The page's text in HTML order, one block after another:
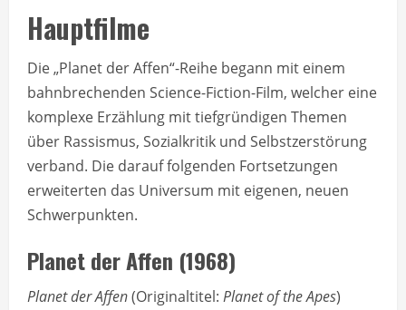
Hauptfilme
Die „Planet der Affen“-Reihe begann mit einem
bahnbrechenden Science-Fiction-Film, welcher eine
komplexe Erzählung mit tiefgründigen Themen
über Rassismus, Sozialkritik und Selbstzerstörung
verband. Die darauf folgenden Fortsetzungen
erweiterten das Universum mit eigenen, neuen
Schwerpunkten.
Planet der Affen (1968)
Planet der Affen(Originaltitel: Planet of the Apes)